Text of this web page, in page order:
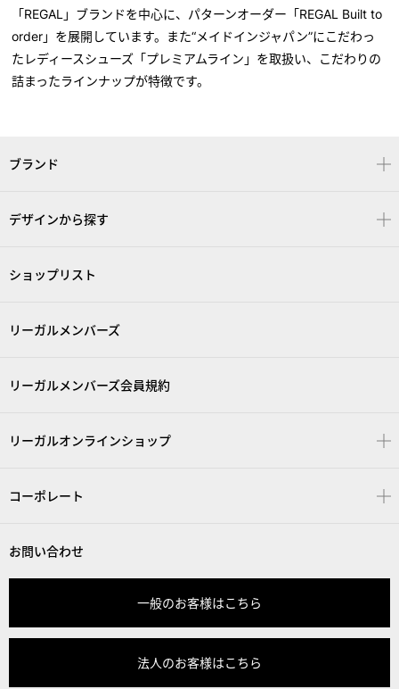
「REGAL」ブランドを中心に、パターンオーダー「REGAL Built to
order」を展開しています。また“メイドインジャパン”にこだわっ
たレディースシューズ「プレミアムライン」を取扱い、こだわりの
詰まったラインナップが特徴です。
ブランド
デザインから探す
ショップリスト
リーガルメンバーズ
リーガルメンバーズ会員規約
リーガルオンラインショップ
コーポレート
お問い合わせ
一般のお客様はこちら
法人のお客様はこちら